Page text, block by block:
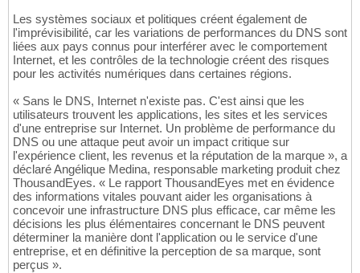
Les systèmes sociaux et politiques créent également de
l'imprévisibilité, car les variations de performances du DNS sont
liées aux pays connus pour interférer avec le comportement
Internet, et les contrôles de la technologie créent des risques
pour les activités numériques dans certaines régions.
« Sans le DNS, Internet n'existe pas. C'est ainsi que les
utilisateurs trouvent les applications, les sites et les services
d'une entreprise sur Internet. Un problème de performance du
DNS ou une attaque peut avoir un impact critique sur
l'expérience client, les revenus et la réputation de la marque », a
déclaré Angélique Medina, responsable marketing produit chez
ThousandEyes. « Le rapport ThousandEyes met en évidence
des informations vitales pouvant aider les organisations à
concevoir une infrastructure DNS plus efficace, car même les
décisions les plus élémentaires concernant le DNS peuvent
déterminer la manière dont l'application ou le service d'une
entreprise, et en définitive la perception de sa marque, sont
perçus ».